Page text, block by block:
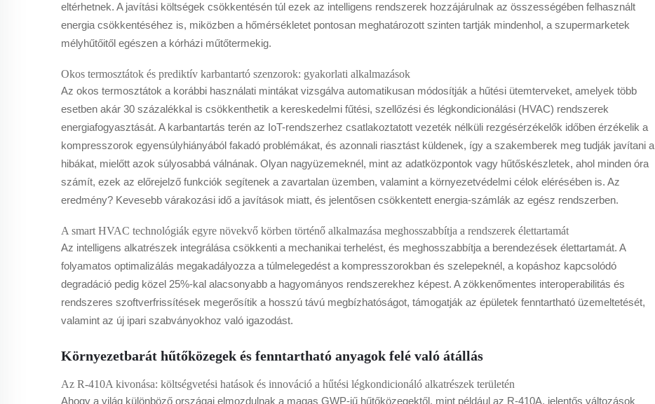
eltérhetnek. A javítási költségek csökkentésén túl ezek az intelligens rendszerek hozzájárulnak az összességében felhasznált
energia csökkentéséhez is, miközben a hőmérsékletet pontosan meghatározott szinten tartják mindenhol, a szupermarketek
mélyhűtőitől egészen a kórházi műtőtermekig.
Okos termosztátok és prediktív karbantartó szenzorok: gyakorlati alkalmazások
Az okos termosztátok a korábbi használati mintákat vizsgálva automatikusan módosítják a hűtési ütemterveket, amelyek több
esetben akár 30 százalékkal is csökkenthetik a kereskedelmi fűtési, szellőzési és légkondicionálási (HVAC) rendszerek
energiafogyasztását. A karbantartás terén az IoT-rendszerhez csatlakoztatott vezeték nélküli rezgésérzékelők időben érzékelik a
kompresszorok egyensúlyhiányából fakadó problémákat, és azonnali riasztást küldenek, így a szakemberek meg tudják javítani a
hibákat, mielőtt azok súlyosabbá válnának. Olyan nagyüzemeknél, mint az adatközpontok vagy hűtőskészletek, ahol minden óra
számít, ezek az előrejelző funkciók segítenek a zavartalan üzemben, valamint a környezetvédelmi célok elérésében is. Az
eredmény? Kevesebb várakozási idő a javítások miatt, és jelentősen csökkentett energia-számlák az egész rendszerben.
A smart HVAC technológiák egyre növekvő körben történő alkalmazása meghosszabbítja a rendszerek élettartamát
Az intelligens alkatrészek integrálása csökkenti a mechanikai terhelést, és meghosszabbítja a berendezések élettartamát. A
folyamatos optimalizálás megakadályozza a túlmelegedést a kompresszorokban és szelepeknél, a kopáshoz kapcsolódó
degradáció pedig közel 25%-kal alacsonyabb a hagyományos rendszerekhez képest. A zökkenőmentes interoperabilitás és
rendszeres szoftverfrissítések megerősítik a hosszú távú megbízhatóságot, támogatják az épületek fenntartható üzemeltetését,
valamint az új ipari szabványokhoz való igazodást.
Környezetbarát hűtőközegek és fenntartható anyagok felé való átállás
Az R-410A kivonása: költségvetési hatások és innováció a hűtési légkondicionáló alkatrészek területén
Ahogy a világ különböző országai elmozdulnak a magas GWP-jű hűtőközegektől, mint például az R-410A, jelentős változások